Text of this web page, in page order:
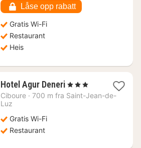
kr.
Låse opp rabatt
Gratis Wi-Fi
Restaurant
Heis
Hotel Agur Deneri1
natt
, 3 Stjerner
Ciboure · 700 m fra Saint-Jean-de-
Luz
Gratis Wi-Fi
Restaurant